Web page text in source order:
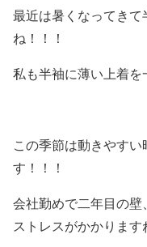
最近は暑くなってき
ね！！！
私も半袖に薄い上着を
この季節は動きやす
す！！！
会社勤めで二年目の
ストレスがかかります